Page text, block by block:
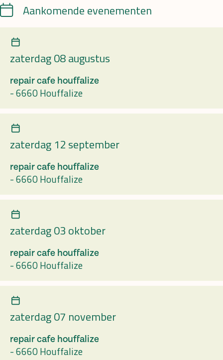
CalendarAankomende evenementen
zaterdag 08 augustus
repair cafe houffalize
-6660 Houffalize
zaterdag 12 september
repair cafe houffalize
-6660 Houffalize
zaterdag 03 oktober
repair cafe houffalize
-6660 Houffalize
zaterdag 07 november
repair cafe houffalize
-6660 Houffalize